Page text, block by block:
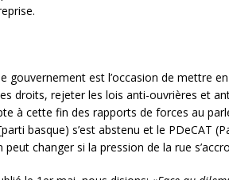
gouvernement est l’occasion de mettre
droits, rejeter les lois anti-ouvrières et
à cette fin des rapports de forces au
basque) s’est abstenu et le PDeCAT
changer si la pression de la rue